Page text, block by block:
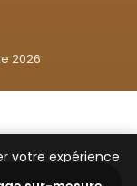
2026
votre expérience